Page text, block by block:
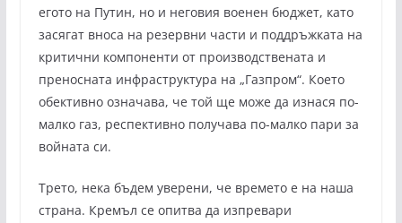
егото на Путин, но и неговия военен бюджет, като
засягат вноса на резервни части и поддръжката на
критични компоненти от производствената и
преносната инфраструктура на „Газпром“. Което
обективно означава, че той ще може да изнася по-
малко газ, респективно получава по-малко пари за
войната си.
Трето, нека бъдем уверени, че времето е на наша
страна. Кремъл се опитва да изпревари